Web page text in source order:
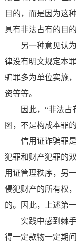
目的，而是因为这
具有非法占有的目的
另一种意见认
律没有明文规定本
骗罪多为单位实施
资等等。
因此，“非法占
图，不是构成本罪
信用证诈骗罪
犯罪和财产犯罪的
用证管理秩序，另
侵犯财产的所有权
的。因此，上述第
实践中感到棘
得一定款物一定期